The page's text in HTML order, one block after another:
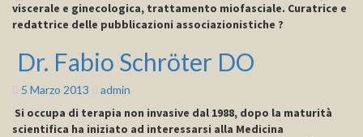
viscerale e ginecologica, trattamento miofasciale. Curatrice e
redattrice delle pubblicazioni associazionistiche ?
Dr.
Fabio
Schröter
Dr. Fabio Schröter DO
5 Marzo 2013 admin
Si occupa di terapia non invasive dal 1988, dopo la maturità
scientifica ha iniziato ad interessarsi alla Medicina